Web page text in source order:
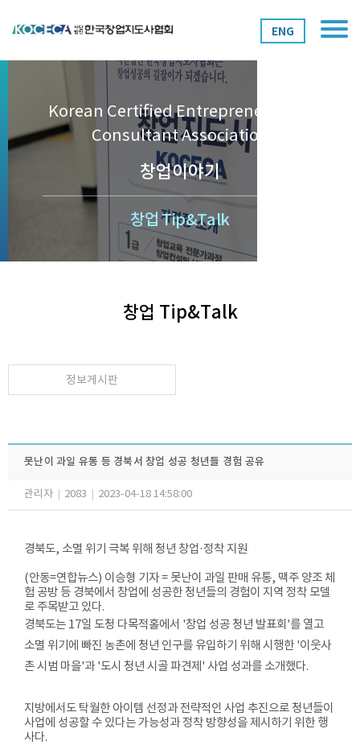
ENG
Korean Certified Entrepreneurship
Consultant Association
창업이야기
창업 Tip&Talk
창업 Tip&Talk
정보게시판
못난이 과일 유통 등 경북서 창업 성공 청년들 경험 공유
관리자 2083 2023-04-18 14:58:00
경북도, 소멸 위기 극복 위해 청년 창업·정착 지원
(안동=연합뉴스) 이승형 기자 = 못난이 과일 판매 유통, 맥주 양조 체
험 공방 등 경북에서 창업에 성공한 청년들의 경험이 지역 정착 모델
로 주목받고 있다.
경북도는 17일 도청 다목적홀에서 '창업 성공 청년 발표회'를 열고
소멸 위기에 빠진 농촌에 청년 인구를 유입하기 위해 시행한 '이웃사
촌 시범 마을'과 '도시 청년 시골 파견제' 사업 성과를 소개했다.
지방에서도 탁월한 아이템 선정과 전략적인 사업 추진으로 청년들이
사업에 성공할 수 있다는 가능성과 정착 방향성을 제시하기 위한 행
사다.